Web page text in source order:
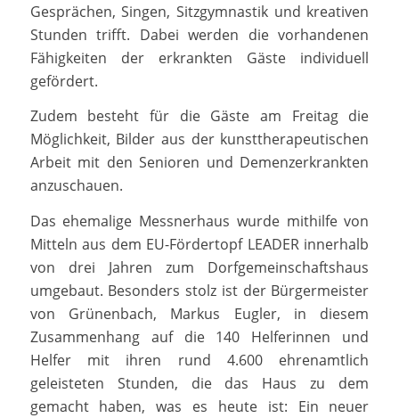
Gesprächen, Singen, Sitzgymnastik und kreativen
Stunden trifft. Dabei werden die vorhandenen
Fähigkeiten der erkrankten Gäste individuell
gefördert.
Zudem besteht für die Gäste am Freitag die
Möglichkeit, Bilder aus der kunsttherapeutischen
Arbeit mit den Senioren und Demenzerkrankten
anzuschauen.
Das ehemalige Messnerhaus wurde mithilfe von
Mitteln aus dem EU-Fördertopf LEADER innerhalb
von drei Jahren zum Dorfgemeinschaftshaus
umgebaut. Besonders stolz ist der Bürgermeister
von Grünenbach, Markus Eugler, in diesem
Zusammenhang auf die 140 Helferinnen und
Helfer mit ihren rund 4.600 ehrenamtlich
geleisteten Stunden, die das Haus zu dem
gemacht haben, was es heute ist: Ein neuer